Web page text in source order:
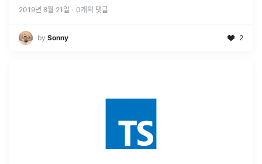
2019년 8월 21일 · 0개의 댓글
by Sonny 2